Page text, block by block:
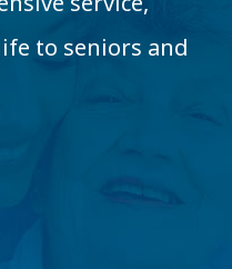
to seniors and